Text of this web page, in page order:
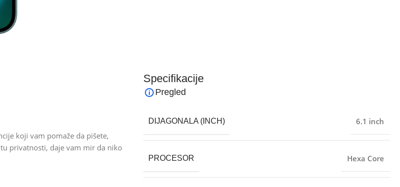
koji vam pomaže da pišete,
privatnosti, daje vam mir da niko
Specifikacije
Pregled
DIJAGONALA (INCH) 6.1 inch
PROCESOR Hexa Core